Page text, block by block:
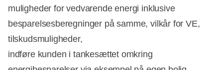
muligheder for vedvarende energi inklusive
besparelsesberegninger på samme, vilkår for VE,
tilskudsmuligheder,
indføre kunden i tankesættet omkring